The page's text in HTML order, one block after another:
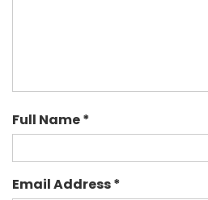
Full Name *
Email Address *